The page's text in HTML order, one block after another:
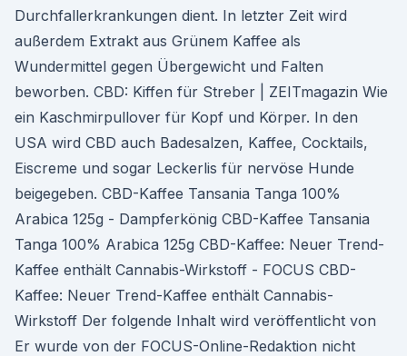
Durchfallerkrankungen dient. In letzter Zeit wird
außerdem Extrakt aus Grünem Kaffee als
Wundermittel gegen Übergewicht und Falten
beworben. CBD: Kiffen für Streber | ZEITmagazin Wie
ein Kaschmirpullover für Kopf und Körper. In den
USA wird CBD auch Badesalzen, Kaffee, Cocktails,
Eiscreme und sogar Leckerlis für nervöse Hunde
beigegeben. CBD-Kaffee Tansania Tanga 100%
Arabica 125g - Dampferkönig CBD-Kaffee Tansania
Tanga 100% Arabica 125g CBD-Kaffee: Neuer Trend-
Kaffee enthält Cannabis-Wirkstoff - FOCUS CBD-
Kaffee: Neuer Trend-Kaffee enthält Cannabis-
Wirkstoff Der folgende Inhalt wird veröffentlicht von
Er wurde von der FOCUS-Online-Redaktion nicht